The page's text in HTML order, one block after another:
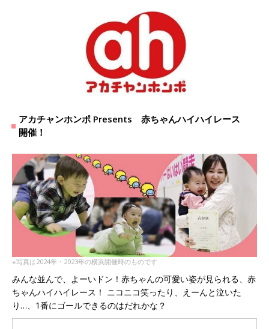
アカチャンホンポ Presents 赤ちゃんハイハイレース
開催！
※写真は2024年・2023年の横浜開催時のものです
みんな並んで、よーいドン！赤ちゃんの可愛い姿が見られる、赤
ちゃんハイハイレース！ ニコニコ笑ったり、えーんと泣いた
り…、1番にゴールできるのはだれかな？